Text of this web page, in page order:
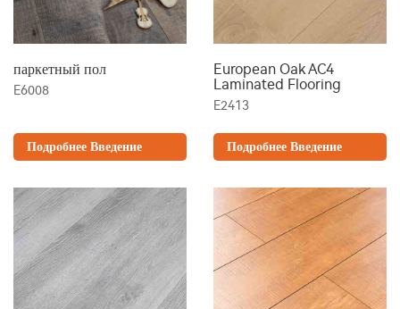
паркетный пол
E6008
Подробнее Введение
European Oak AC4
Laminated Flooring
E2413
Подробнее Введение